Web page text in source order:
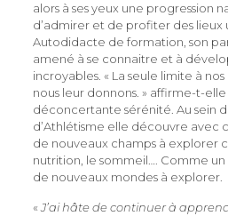
alors à ses yeux une progression
d’admirer et de profiter des lieux
Autodidacte de formation, son
amené à se connaitre et à
incroyables. « La seule limite à
nous leur donnons. » affirme-t-
déconcertante sérénité. Au sein
d’Athlétisme elle découvre avec
de nouveaux champs à explorer
nutrition, le sommeil…. Comme
de nouveaux mondes à explorer.
«J’ai hâte de continuer à